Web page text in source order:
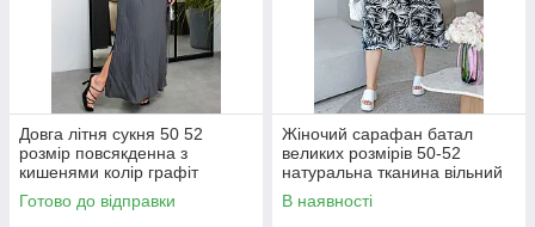
Довга літня сукня 50 52
розмір повсякденна з
кишенями колір графіт
Готово до відправки
Жіночий сарафан батал
великих розмірів 50-52
натуральна тканина вільний
чорний
В наявності